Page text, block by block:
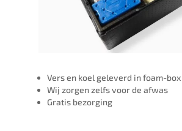
Vers en koel geleverd in foam-box
Wij zorgen zelfs voor de afwas
Gratis bezorging